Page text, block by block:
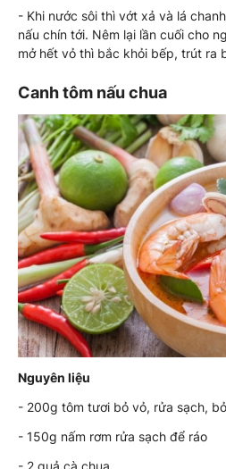
- Khi nước sôi thì vớt xả và lá
nấu chín tới. Nêm lại lần cuối cho
mở hết vỏ thì bắc khỏi bếp, trút ra
Canh tôm nấu chua
Nguyên liệu
- 200g tôm tươi bỏ vỏ, rửa sạch,
- 150g nấm rơm rửa sạch để ráo
- 2 quả cà chua